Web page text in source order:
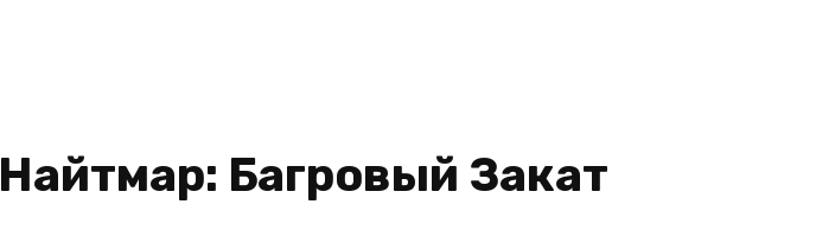
Найтмар: Багровый Закат